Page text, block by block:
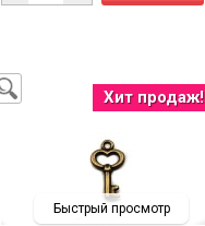
Быстрый просмотр
Хит продаж!